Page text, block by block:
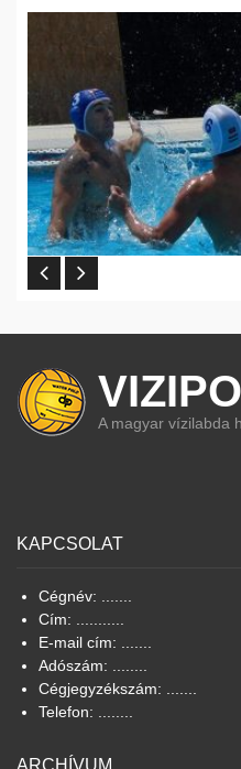
A magyar vízilabda
KAPCSOLAT
Cégnév: .......
Cím: ...........
E-mail cím: .......
Adószám: ........
Cégjegyzékszám: .......
Telefon: ........